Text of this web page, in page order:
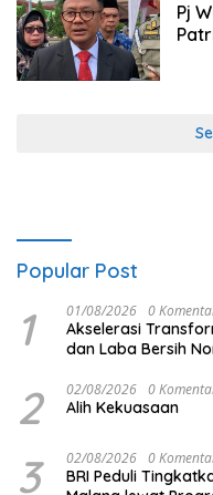
Pj
Popular Post
1 01/08/2026 0
Akselerasi
dan Laba Bersih
2 02/08/2026 0
Alih Kekuasaan
3 02/08/2026 0
BRI Peduli